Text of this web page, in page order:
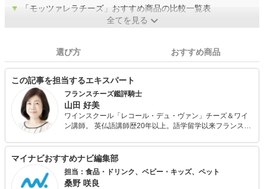
▼
「モッツァレラチーズ」おすすめ商品の比較一覧表
全てを見る
選び方 おすすめ商品
この記事を担当するエキスパート
フランスチーズ鑑評騎士
山田 好美
ワインスクール「レコール・デュ・ヴァン」チーズ＆ワイ
ン講師。 英仏語講師歴20年以上。語学留学以来フランスの
格を取得し ワイン＆チーズ講師としても活動を続けてい
ます。近年は国内の生産者の動向にも注目し応援していま
す。
マイナビおすすめナビ編集部
担当：食品・ドリンク、ベビー・キッズ、ペット
桑野 咲良